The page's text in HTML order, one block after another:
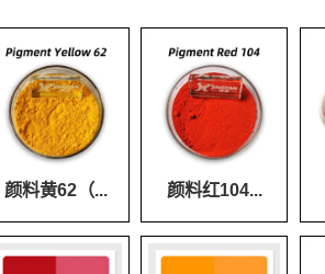
颜料黄62（... 颜料红104...